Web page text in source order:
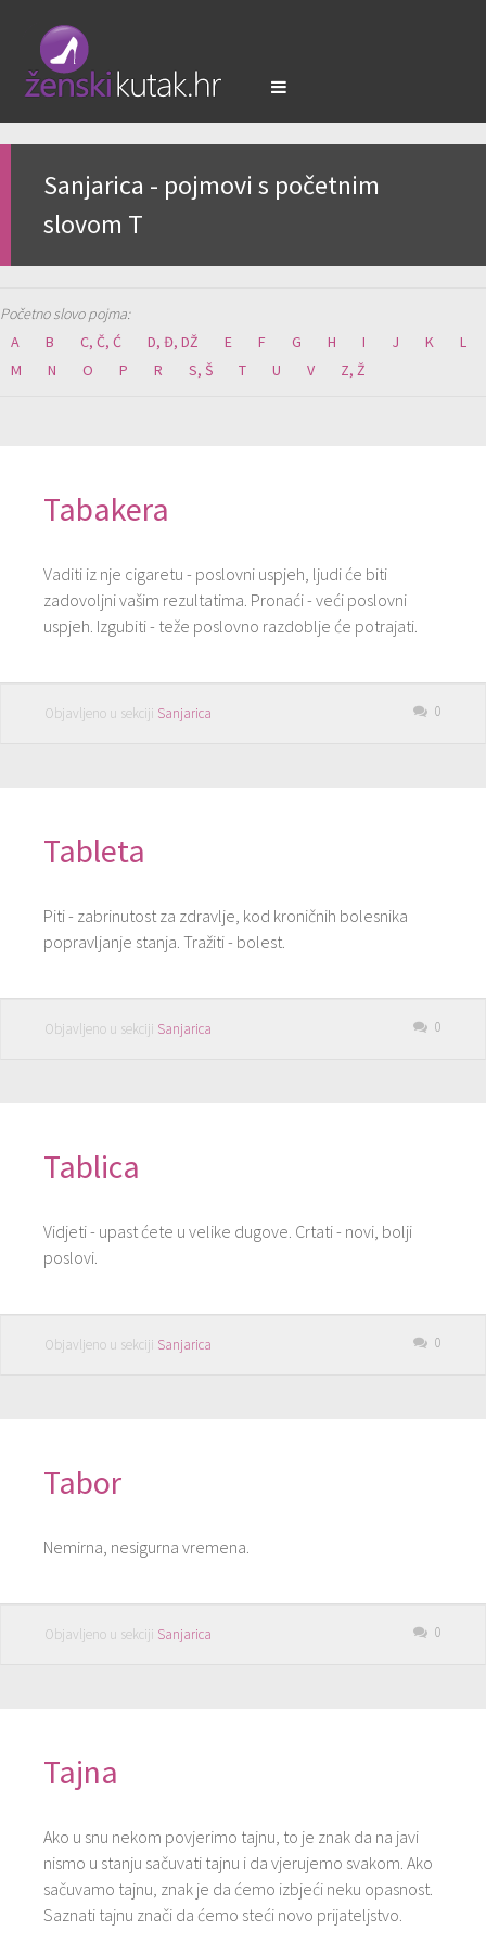
Sanjarica - pojmovi s početnim
slovom T
Početno slovo pojma:
A
B C, Č, Ć D, Đ, DŽ E F G H I J K
L
M
N O P R S, Š T U V Z, Ž
Tabakera
Vaditi iz nje cigaretu - poslovni uspjeh, ljudi će biti
zadovoljni vašim rezultatima. Pronaći - veći poslovni
uspjeh. Izgubiti - teže poslovno razdoblje će potrajati.
Objavljeno u sekciji Sanjarica 0
Tableta
Piti - zabrinutost za zdravlje, kod kroničnih bolesnika
popravljanje stanja. Tražiti - bolest.
Objavljeno u sekciji Sanjarica 0
Tablica
Vidjeti - upast ćete u velike dugove. Crtati - novi, bolji
poslovi.
Objavljeno u sekciji Sanjarica 0
Tabor
Nemirna, nesigurna vremena.
Objavljeno u sekciji Sanjarica 0
Tajna
Ako u snu nekom povjerimo tajnu, to je znak da na javi
nismo u stanju sačuvati tajnu i da vjerujemo svakom. Ako
sačuvamo tajnu, znak je da ćemo izbjeći neku opasnost.
Saznati tajnu znači da ćemo steći novo prijateljstvo.